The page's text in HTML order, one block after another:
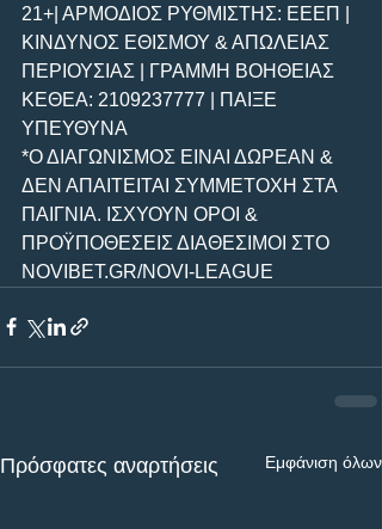
21+| ΑΡΜΟΔΙΟΣ ΡΥΘΜΙΣΤΗΣ: ΕΕΕΠ |
ΚΙΝΔΥΝΟΣ ΕΘΙΣΜΟΥ & ΑΠΩΛΕΙΑΣ
ΠΕΡΙΟΥΣΙΑΣ | ΓΡΑΜΜΗ ΒΟΗΘΕΙΑΣ
ΚΕΘΕΑ: 2109237777 | ΠΑΙΞΕ
ΥΠΕΥΘΥΝΑ
*Ο ΔΙΑΓΩΝΙΣΜΟΣ ΕΙΝΑΙ ΔΩΡΕΑΝ &
ΔΕΝ ΑΠΑΙΤΕΙΤΑΙ ΣΥΜΜΕΤΟΧΗ ΣΤΑ
ΠΑΙΓΝΙΑ. ΙΣΧΥΟΥΝ ΟΡΟΙ &
ΠΡΟΫΠΟΘΕΣΕΙΣ ΔΙΑΘΕΣΙΜΟΙ ΣΤΟ
NOVIBET.GR/NOVI-LEAGUE
Πρόσφατες αναρτήσεις Εμφάνιση όλων